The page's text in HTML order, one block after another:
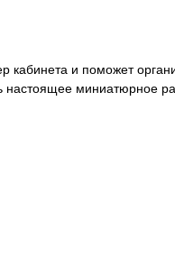
кабинета и поможет
миниатюрное